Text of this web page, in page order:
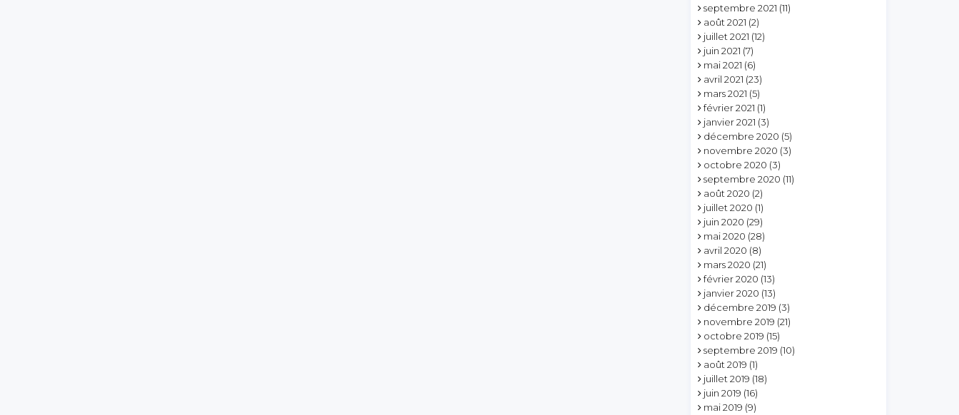
septembre 2021 (11)
août 2021 (2)
juillet 2021 (12)
juin 2021 (7)
mai 2021 (6)
avril 2021 (23)
mars 2021 (5)
février 2021 (1)
janvier 2021 (3)
décembre 2020 (5)
novembre 2020 (3)
octobre 2020 (3)
septembre 2020 (11)
août 2020 (2)
juillet 2020 (1)
juin 2020 (29)
mai 2020 (28)
avril 2020 (8)
mars 2020 (21)
février 2020 (13)
janvier 2020 (13)
décembre 2019 (3)
novembre 2019 (21)
octobre 2019 (15)
septembre 2019 (10)
août 2019 (1)
juillet 2019 (18)
juin 2019 (16)
mai 2019 (9)